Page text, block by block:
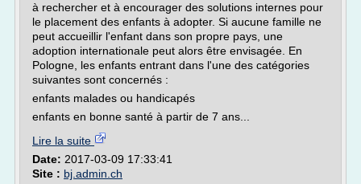
à rechercher et à encourager des solutions internes pour
le placement des enfants à adopter. Si aucune famille ne
peut accueillir l'enfant dans son propre pays, une
adoption internationale peut alors être envisagée. En
Pologne, les enfants entrant dans l'une des catégories
suivantes sont concernés :
enfants malades ou handicapés
enfants en bonne santé à partir de 7 ans...
Lire la suite
Date: 2017-03-09 17:33:41
Site : bj.admin.ch